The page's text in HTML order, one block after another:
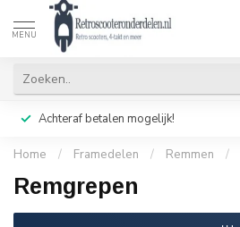
MENU
Achteraf betalen mogelijk!
Home / Framedelen / Remmen /
Remgrepen